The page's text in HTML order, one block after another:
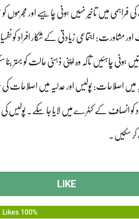
فراہمی میں تاخیر نہیں ہونی چاہیے اور مجرموں
مشاورت: اجتماعی زیادتی کے شکار افراد
ہونی چاہئیں تاکہ وہ اپنی ذہنی حالت کو
میں اصلاحات: پولیس اور عدلیہ میں اصلاحات
کو انصاف کے کٹہرے میں لایا جا سکے۔ پولیس کی
سکیں۔
LIKE
100% Likes